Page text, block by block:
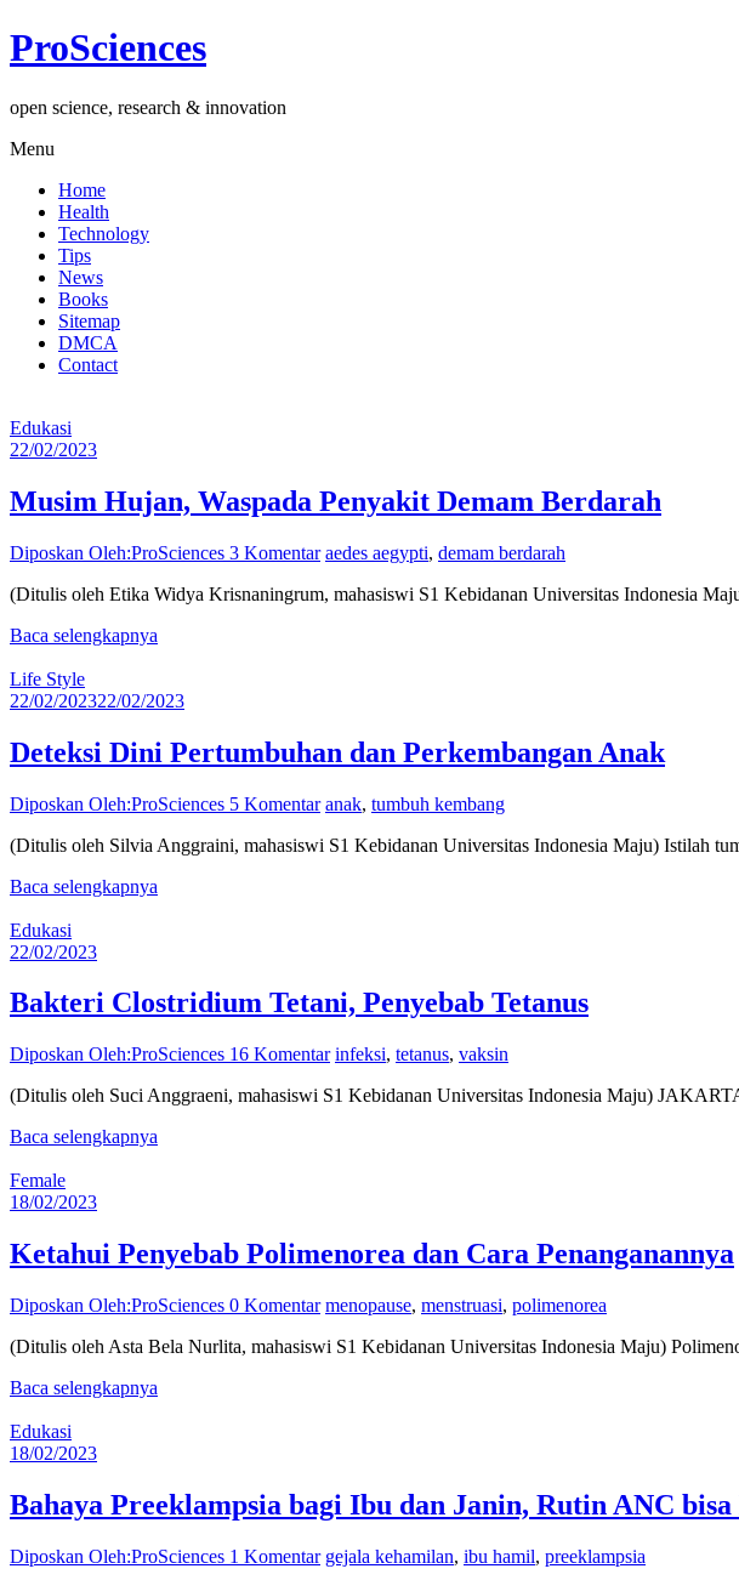
Lompat
ke
ProSciences
open science, research & innovation
Menu
Home
Health
Technology
Tips
News
Books
Sitemap
DMCA
Contact
Edukasi
22/02/2023
Musim Hujan, Waspada Penyakit Demam Berdarah
Diposkan Oleh:ProSciences 3 Komentar aedes aegypti, demam berdarah
(Ditulis oleh Etika Widya Krisnaningrum, mahasiswi S1 Kebidanan Universitas Indonesia
Baca selengkapnya
Life Style
22/02/202322/02/2023
Deteksi Dini Pertumbuhan dan Perkembangan Anak
Diposkan Oleh:ProSciences 5 Komentar anak, tumbuh kembang
(Ditulis oleh Silvia Anggraini, mahasiswi S1 Kebidanan Universitas Indonesia Maju) Istilah
Baca selengkapnya
Edukasi
22/02/2023
Bakteri Clostridium Tetani, Penyebab Tetanus
Diposkan Oleh:ProSciences 16 Komentar infeksi, tetanus, vaksin
(Ditulis oleh Suci Anggraeni, mahasiswi S1 Kebidanan Universitas Indonesia Maju)
Baca selengkapnya
Female
18/02/2023
Ketahui Penyebab Polimenorea dan Cara Penanganannya
Diposkan Oleh:ProSciences 0 Komentar menopause, menstruasi, polimenorea
(Ditulis oleh Asta Bela Nurlita, mahasiswi S1 Kebidanan Universitas Indonesia Maju)
Baca selengkapnya
Edukasi
18/02/2023
Bahaya Preeklampsia bagi Ibu dan Janin, Rutin ANC bisa
Diposkan Oleh:ProSciences 1 Komentar gejala kehamilan, ibu hamil, preeklampsia